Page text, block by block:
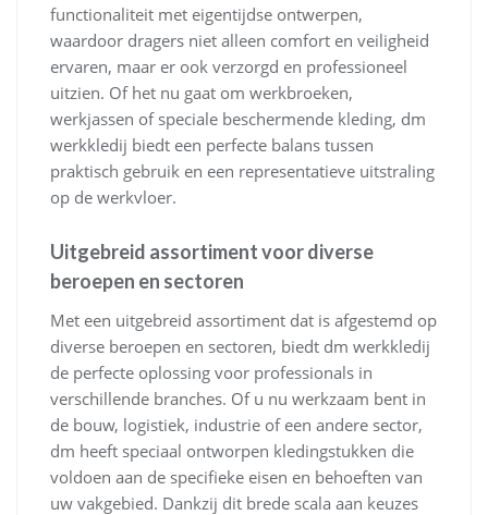
functionaliteit met eigentijdse ontwerpen,
waardoor dragers niet alleen comfort en veiligheid
ervaren, maar er ook verzorgd en professioneel
uitzien. Of het nu gaat om werkbroeken,
werkjassen of speciale beschermende kleding, dm
werkkledij biedt een perfecte balans tussen
praktisch gebruik en een representatieve uitstraling
op de werkvloer.
Uitgebreid assortiment voor diverse
beroepen en sectoren
Met een uitgebreid assortiment dat is afgestemd op
diverse beroepen en sectoren, biedt dm werkkledij
de perfecte oplossing voor professionals in
verschillende branches. Of u nu werkzaam bent in
de bouw, logistiek, industrie of een andere sector,
dm heeft speciaal ontworpen kledingstukken die
voldoen aan de specifieke eisen en behoeften van
uw vakgebied. Dankzij dit brede scala aan keuzes